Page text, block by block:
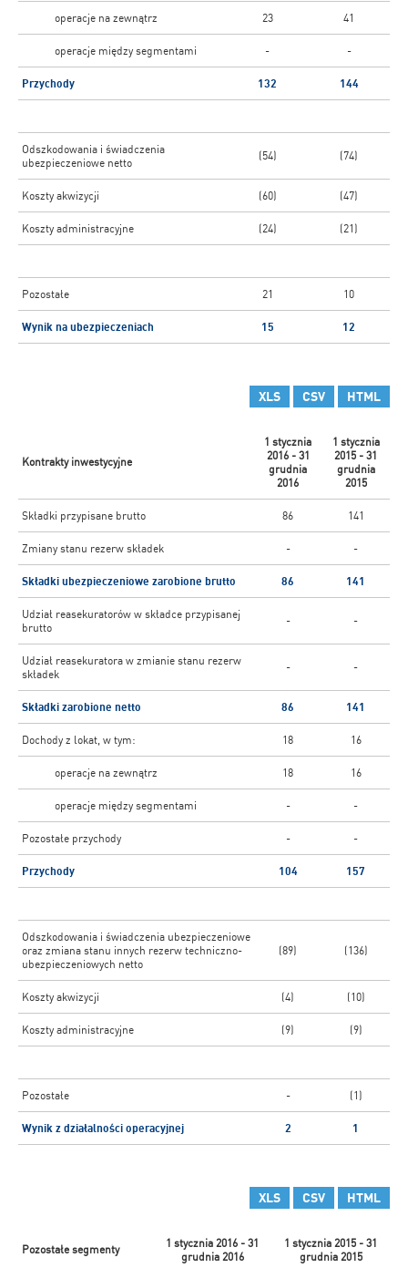
operacje na zewnątrz 23 41
operacje między segmentami - -
Przychody 132 144
Odszkodowania i świadczenia
ubezpieczeniowe netto
(54) (74)
Koszty akwizycji (60) (47)
Koszty administracyjne (24) (21)
Pozostałe 21 10
Wynik na ubezpieczeniach 15 12
XLS CSV HTML
Kontrakty inwestycyjne
1 stycznia
2016 - 31
grudnia
2016
1 stycznia
2015 - 31
grudnia
2015
Składki przypisane brutto 86 141
Zmiany stanu rezerw składek - -
Składki ubezpieczeniowe zarobione brutto 86 141
Udział reasekuratorów w składce przypisanej
brutto
- -
Udział reasekuratora w zmianie stanu rezerw
składek
- -
Składki zarobione netto 86 141
Dochody z lokat, w tym: 18 16
operacje na zewnątrz 18 16
operacje między segmentami - -
Pozostałe przychody - -
Przychody 104 157
Odszkodowania i świadczenia ubezpieczeniowe
oraz zmiana stanu innych rezerw techniczno-
ubezpieczeniowych netto
(89) (136)
Koszty akwizycji (4) (10)
Koszty administracyjne (9) (9)
Pozostałe - (1)
Wynik z działalności operacyjnej 2 1
XLS CSV HTML
Pozostałe segmenty
1 stycznia 2016 - 31
grudnia 2016
1 stycznia 2015 - 31
grudnia 2015